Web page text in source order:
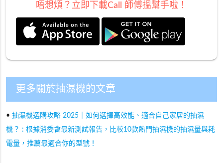
唔想煩？立即下載Call 師傅搵幫手啦！
更多關於抽濕機的文章
• 抽濕機選購攻略 2025｜如何選擇高效能、適合自己家居的抽濕
機？ : 根據消委會最新測試報告，比較10款熱門抽濕機的抽濕量與耗
電量，推薦最適合你的型號！